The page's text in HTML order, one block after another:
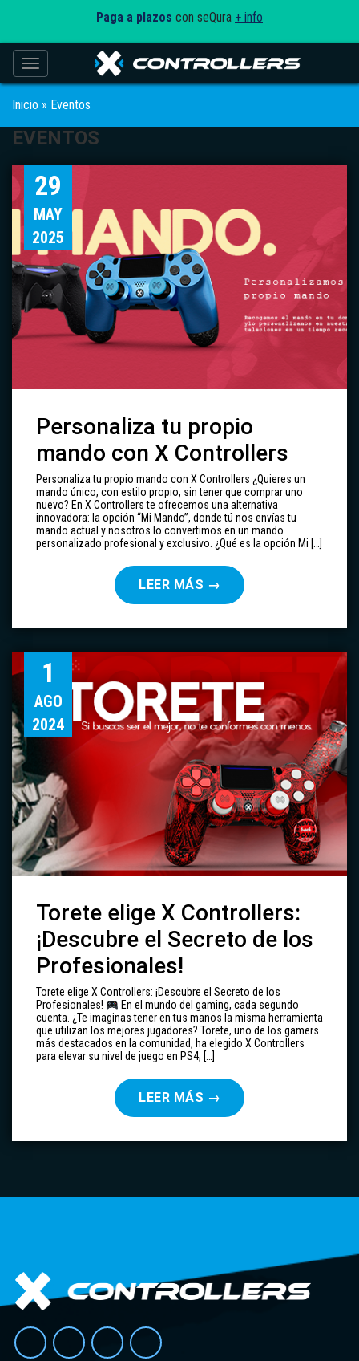
Paga a plazos con seQura + info
Toggle navigation
Inicio » Eventos
EVENTOS
29
MAY
2025
Personaliza tu propio
mando con X Controllers
Personaliza tu propio mando con X Controllers ¿Quieres un
mando único, con estilo propio, sin tener que comprar uno
nuevo? En X Controllers te ofrecemos una alternativa
innovadora: la opción “Mi Mando”, donde tú nos envías tu
mando actual y nosotros lo convertimos en un mando
personalizado profesional y exclusivo. ¿Qué es la opción Mi […]
LEER MÁS →
1
AGO
2024
Torete elige X Controllers:
¡Descubre el Secreto de los
Profesionales!
Torete elige X Controllers: ¡Descubre el Secreto de los
Profesionales!
En el mundo del gaming, cada segundo
cuenta. ¿Te imaginas tener en tus manos la misma herramienta
que utilizan los mejores jugadores? Torete, uno de los gamers
más destacados en la comunidad, ha elegido X Controllers
para elevar su nivel de juego en PS4, […]
LEER MÁS →